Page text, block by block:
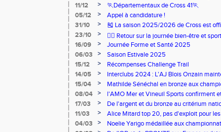
11/12
>
🏃Départementaux de Cross 41🏃
05/12
>
Appel à candidature !
31/10
>
🎽 La saison 2025/2026 de Cross est
23/10
>
🧘‍♀️ Retour sur la journée bien-être et
16/09
>
Journée Forme et Santé 2025
06/03
>
Saison Estivale 2025
15/12
>
Récompenses Challenge Trail
14/05
>
Interclubs 2024 : L'AJ Blois Onzain
Romorantin en N2B
15/04 >
Mathilde Sénéchal en bronze aux
08/04
>
l'AMO Mer et Vineuil Sports confirment
benjamins
17/03 >
De l'argent et du bronze au critérium
11/03
>
Alice Mitard top 20, pas d'exploit pour
04/03
>
Noelie Yarigo médaillée aux